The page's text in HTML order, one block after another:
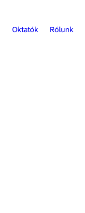
Oktatók Rólunk